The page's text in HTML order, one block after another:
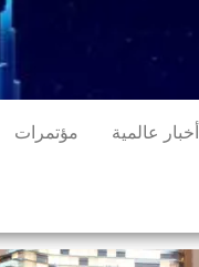
أخبار عالمية مؤتمرات